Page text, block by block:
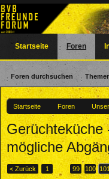
Startseite Foren
Gerüchteküche
mögliche
< Zurück 1 ← 99 100 101
Startseite Foren
Foren durchsuchen